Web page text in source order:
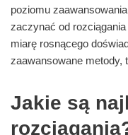
poziomu
zaczynać od
miarę rosnącego
zaawansowane metody,
Jakie są